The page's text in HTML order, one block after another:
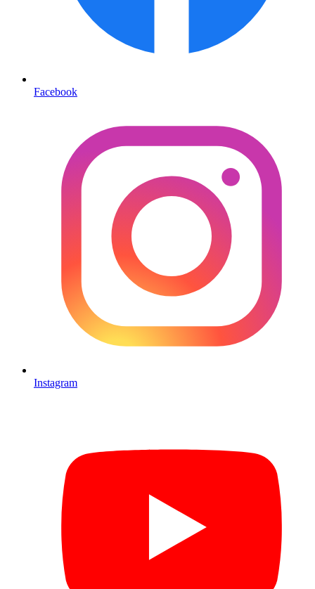
Facebook
Instagram